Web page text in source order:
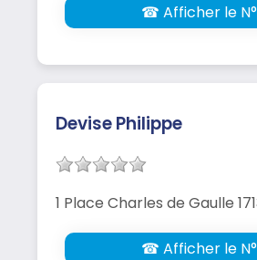
☎ Afficher le
Devise Philippe
1 Place Charles de Gaulle
☎ Afficher le